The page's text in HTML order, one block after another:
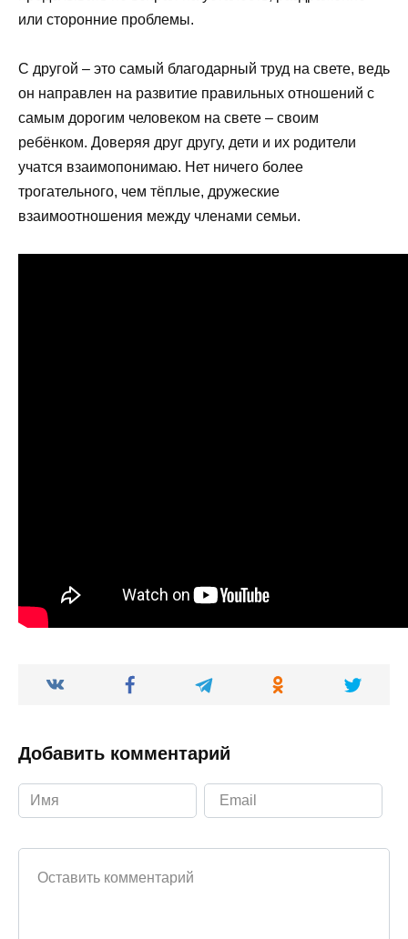
или сторонние проблемы.
С другой – это самый благодарный труд на свете, ведь
он направлен на развитие правильных отношений с
самым дорогим человеком на свете – своим
ребёнком. Доверяя друг другу, дети и их родители
учатся взаимопонимаю. Нет ничего более
трогательного, чем тёплые, дружеские
взаимоотношения между членами семьи.
Добавить комментарий